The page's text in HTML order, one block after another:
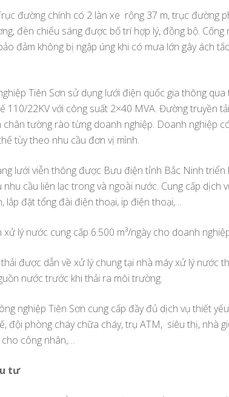
đường chính có 2 làn xe rộng 37 m, trục đường
đèn chiếu sáng được bố trí hợp lý, đồng bộ.
đảm không bị ngập úng khi có mưa lớn gây ách
Tiên Sơn sử dụng lưới điện quốc gia thông
110/22KV với công suất 2×40 MVA. Đường truyền
tường rào từng doanh nghiệp. Doanh nghiệp
tùy theo nhu cầu đơn vị mình.
lưới viễn thông được Bưu điện tỉnh Bắc Ninh
cầu liên lạc trong và ngoài nước. Cung cấp dịch
lắp đặt tổng đài điện thoại, ip điện thoại,…
xử lý nước cung cấp 6.500 m³/ngày cho doanh
được dẫn về xử lý chung tại nhà máy xử lý nước
nước trước khi thải ra môi trường.
nghiệp Tiên Sơn cung cấp đầy đủ dịch vụ thiết
đội phòng cháy chữa cháy, trụ ATM, siêu thị, nhà
công nhân,…
tư